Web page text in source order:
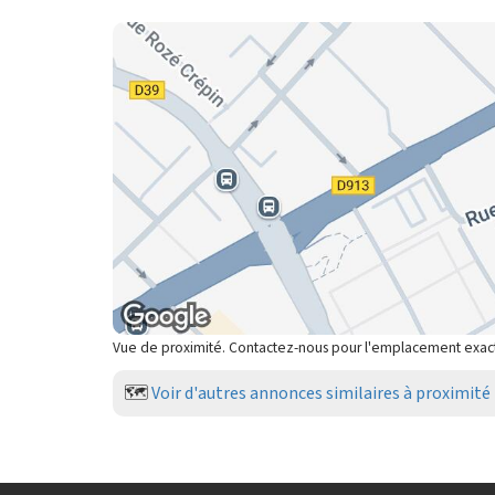
Vue de proximité. Contactez-nous pour l'emplacement
🗺️Voir d'autres annonces similaires à proximité